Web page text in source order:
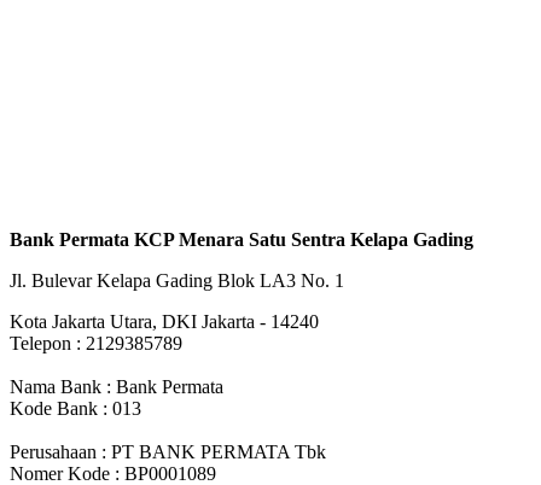
Bank Permata KCP Menara Satu Sentra Kelapa Gading
Jl. Bulevar Kelapa Gading Blok LA3 No. 1
Kota Jakarta Utara, DKI Jakarta - 14240
Telepon : 2129385789
Nama Bank : Bank Permata
Kode Bank : 013
Perusahaan : PT BANK PERMATA Tbk
Nomer Kode : BP0001089